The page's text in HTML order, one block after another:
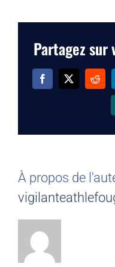
Partagez sur
Facebook
X
À propos de